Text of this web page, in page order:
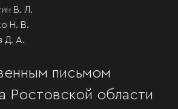
В. Л.
Н. В.
Д. А.
письмом
Ростовской области